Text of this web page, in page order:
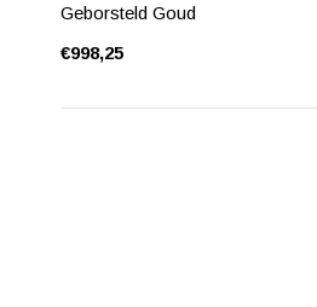
Geborsteld Goud
€998,25